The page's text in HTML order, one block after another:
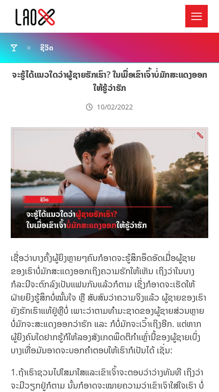
ຊີວິດ
ຈະຮູ້ໄດ້ແນວໃດວ່າຜູ້ຊາຍຮັກເຮົາ? ໃນເມື່ອເຂົາເຈົ້າບໍ່ມັກສະແດງອອກ
ໃຫ້ຮູ້ວ່າຮັກ
10/02/2022
ເຊື່ອວ່າບາງຄັ້ງຜູ້ຍິງຫຼາຍໆຄົນກໍອາດຈະຮູ້ສຶກອຶດອັດເມື່ອຜູ້ຊາຍ
ຂອງເຮົາບໍ່ມັກສະແດງອອກເຖິງຄວາມຮັກໃຫ້ເຫັນ ເຖິງວ່າໃນບາງ
ກໍລະນີຈະຕົກລົງເປັນແຟນກັນແລ້ວກໍຕາມ ເຊິ່ງກໍອາດຈະເຮັດໃຫ້
ຝ່າຍຍິງຮູ້ສຶກບໍ່ໝັ້ນໃຈ ຫຼື ສັບສົນວ່າຄວາມຈິງແລ້ວ ຜູ້ຊາຍຂອງເຮົາ
ຍັງຮັກເຮົາແທ້ຢູ່ຫຼືບໍ່ ເພາະວ່າຕາມທຳມະຊາດຂອງຜູ້ຊາຍສ່ວນຫຼາຍ
ບໍ່ມັກຈະສະແດງອອກວ່າຮັກ ແລະ ກໍບໍ່ມັກຈະເວົ້າເຖິງອີກ. ແຕ່ຫາກ
ຜູ້ຍິງຄົນໃດຢາກຮູ້ກໍໃຫ້ລອງສັງເກດພຶດຕິກຳເຫຼົ່ານີ້ຂອງຜູ້ຊາຍເບິ່ງ
ບາງເທື່ອມັນອາດຈະບອກຄຳຕອບໃຫ້ເຮົາກໍເປັນໄດ້ ເຊັ່ນ:
1.ຖ້າເຮົາຊວນໄປໃສມາໃສແລະເຂົາເຈົ້າຈະຕອບວ່າວ່າງທັນທີ ເຖິງວ່າ
ຈະມີວຽກຢູ່ກໍຕາມ ນັ້ນກໍອາດຈະໝາຍຄວາມວ່າເຂົາເຈົາໃສ່ໃຈເຮົາ ບໍ່